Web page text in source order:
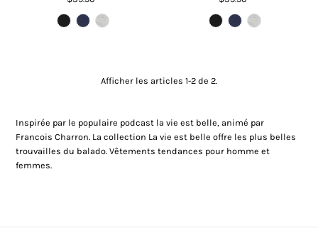
ordinaire
ordinaire
Afficher les articles 1-2 de 2.
Inspirée par le populaire podcast la vie est belle, animé par
Francois Charron. La collection La vie est belle offre les plus belles
trouvailles du balado. Vêtements tendances pour homme et
femmes.